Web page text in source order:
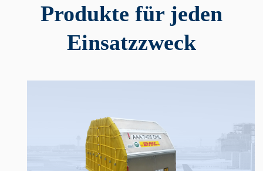
Produkte für jeden
Einsatzzweck